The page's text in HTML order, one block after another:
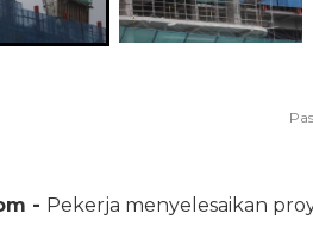
- Pekerja menyelesaikan